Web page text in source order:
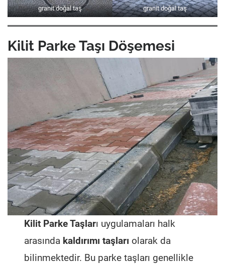
granit doğal taş granit doğal taş
Kilit Parke Taşı Döşemesi
Kilit Parke Taşları uygulamaları halk
arasında kaldırımı taşları olarak da
bilinmektedir. Bu parke taşları genellikle